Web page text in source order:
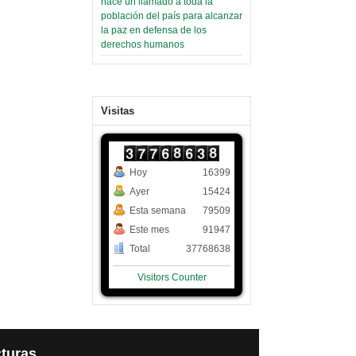
población del país para alcanzar
la paz en defensa de los
derechos humanos
Visitas
Hoy
Ayer
Esta semana
Este mes
Total
16399
15424
79509
91947
37768638
Visitors Counter